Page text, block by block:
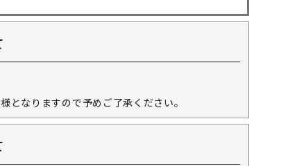
となりますので予めご了承ください。